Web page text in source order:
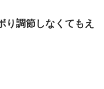
調節しなくてもえ